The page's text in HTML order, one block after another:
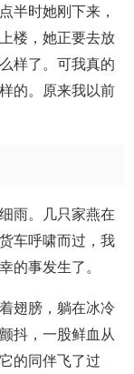
半时她刚下来，
楼，她正要去放
样了。可我真的
的。原来我以前
雨。几只家燕在
车呼啸而过，我
的事发生了。
翅膀，躺在冰冷
抖，一股鲜血从
的同伴飞了过